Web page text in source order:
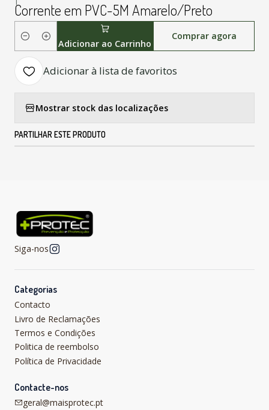
Corrente em PVC-5M Amarelo/Preto
QuantidadeAdicionar ao Carrinho
Comprar agora
Adicionar à lista de favoritos
Mostrar stock das localizações
PARTILHAR ESTE PRODUTO
Siga-nos
Categorias
Contacto
Livro de Reclamações
Termos e Condições
Politica de reembolso
Política de Privacidade
Contacte-nos
geral@maisprotec.pt